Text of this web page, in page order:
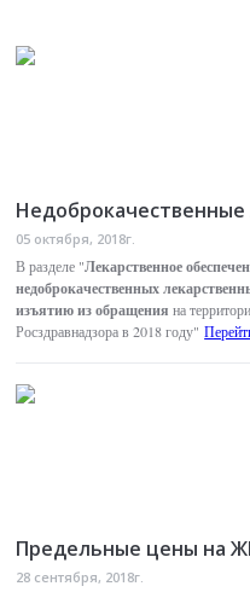
Недоброкачественные
05 октября, 2018г.
В разделе "Лекарственное
недоброкачественных
изъятию из обращения на
Росздравнадзора в 2018 году"
Предельные цены на
28 сентября, 2018г.